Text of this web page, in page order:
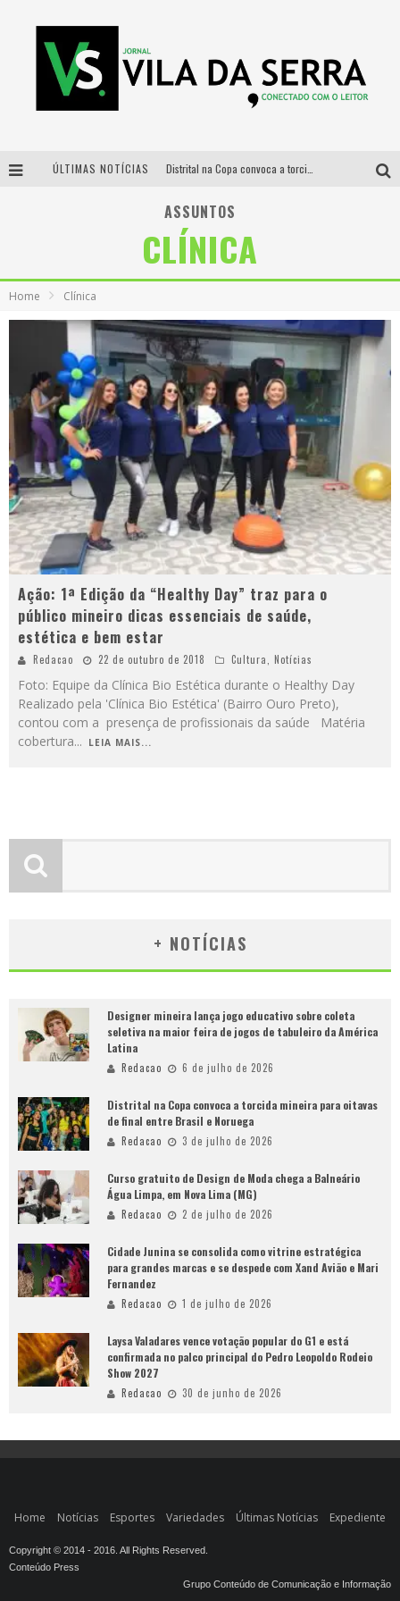
ÚLTIMAS NOTÍCIAS
Designer mineira lança jogo educativo sobre coleta seletiva na maior feira de jogos de tabuleiro da América Latina
ASSUNTOS
CLÍNICA
Home Clínica
Ação: 1ª Edição da “Healthy Day” traz para o
público mineiro dicas essenciais de saúde,
estética e bem estar
Redacao 22 de outubro de 2018 Cultura, Notícias
Foto: Equipe da Clínica Bio Estética durante o Healthy Day
Realizado pela 'Clínica Bio Estética' (Bairro Ouro Preto),
contou com a presença de profissionais da saúde Matéria
cobertura... LEIA MAIS...
+ NOTÍCIAS
Designer mineira lança jogo educativo sobre coleta
seletiva na maior feira de jogos de tabuleiro da América
Latina
Redacao 6 de julho de 2026
Distrital na Copa convoca a torcida mineira para oitavas
de final entre Brasil e Noruega
Redacao 3 de julho de 2026
Curso gratuito de Design de Moda chega a Balneário
Água Limpa, em Nova Lima (MG)
Redacao 2 de julho de 2026
Cidade Junina se consolida como vitrine estratégica
para grandes marcas e se despede com Xand Avião e Mari
Fernandez
Redacao 1 de julho de 2026
Laysa Valadares vence votação popular do G1 e está
confirmada no palco principal do Pedro Leopoldo Rodeio
Show 2027
Redacao 30 de junho de 2026
Home Notícias Esportes Variedades Últimas Notícias Expediente
Copyright © 2014 - 2016. All Rights Reserved.
Conteúdo Press
Grupo Conteúdo de Comunicação e Informação